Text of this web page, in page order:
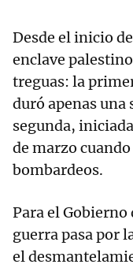
Desde el inicio
enclave
treguas: la
duró apenas una
segunda,
de marzo
bombardeos.
Para el
guerra pasa por
el